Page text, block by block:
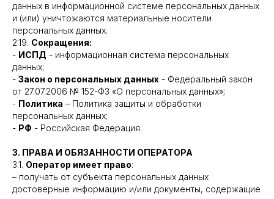
данных в информационной системе персональных данных
и (или) уничтожаются материальные носители
персональных данных.
2.19. Сокращения:
- ИСПД - информационная система персональных
данных;
- Закон о персональных данных - Федеральный закон
от 27.07.2006 № 152-ФЗ «О персональных данных»;
- Политика – Политика защиты и обработки
персональных данных;
- РФ - Российская Федерация.
3. ПРАВА И ОБЯЗАННОСТИ ОПЕРАТОРА
3.1. Оператор имеет право:
– получать от субъекта персональных данных
достоверные информацию и/или документы, содержащие